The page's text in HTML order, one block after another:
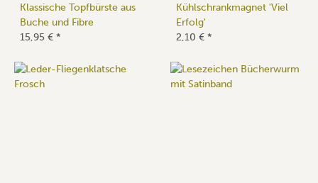
Klassische Topfbürste aus
Buche und Fibre
15,95 € *
Kühlschrankmagnet 'Viel
Erfolg'
2,10 € *